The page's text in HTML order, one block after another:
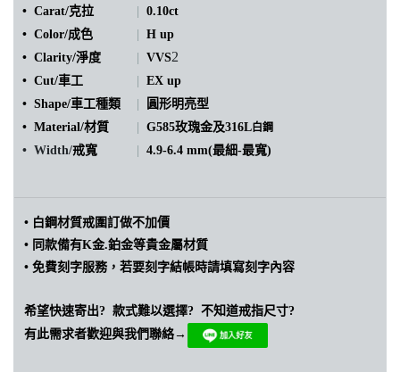
• Carat/克拉
0.10ct
• Color/成色
H up
• Clarity/淨度
VVS2
• Cut/車工
EX up
• Shape/車工種類
圓形明亮型
• Material/材質 G585玫瑰金及316L 白鋼
• Width/戒寬 4.9-6.4 mm(最細-最寬)
• 白鋼材質戒圍訂做不加價
• 同款備有K金.鉑金等貴金屬材質
• 免費刻字服務，若要刻字結帳時請填寫刻字內容
希望快速寄出?款式難以選擇?不知道戒指尺寸?
有此需求者歡迎與我們聯絡→